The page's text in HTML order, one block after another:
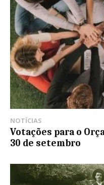
NOTÍCIAS
Votações para o
30 de setembro